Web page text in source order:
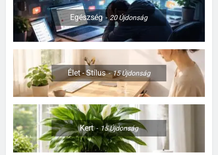
Egészség 20Újdonság
Élet - Stílus 15Újdonság
Kert 15Újdonság